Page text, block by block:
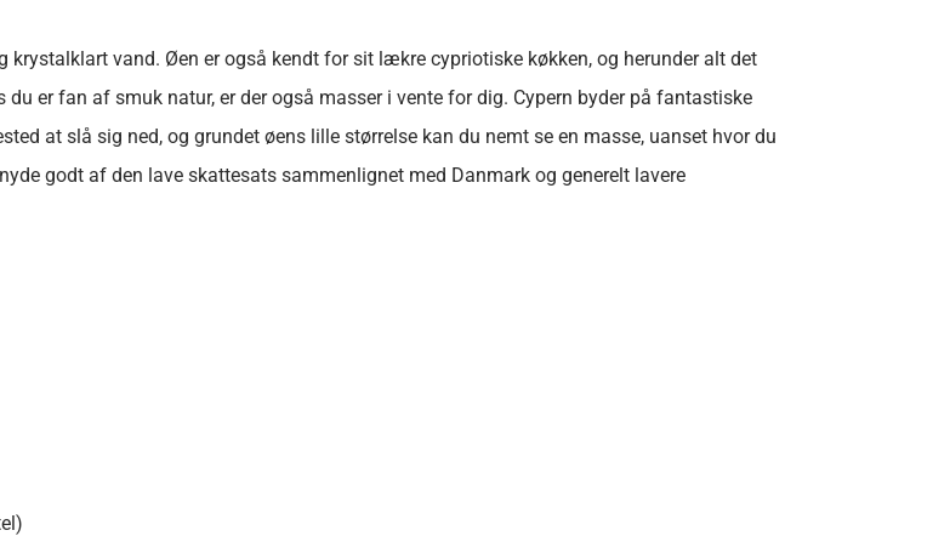
krystalklart vand. Øen er også kendt for sit lækre cypriotiske køkken, og herunder alt det
er fan af smuk natur, er der også masser i vente for dig. Cypern byder på fantastiske
at slå sig ned, og grundet øens lille størrelse kan du nemt se en masse, uanset hvor du
godt af den lave skattesats sammenlignet med Danmark og generelt lavere